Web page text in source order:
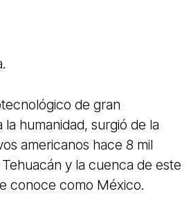
de gran
humanidad, surgió de la
americanos hace 8 mil
y la cuenca de este
conoce como México.